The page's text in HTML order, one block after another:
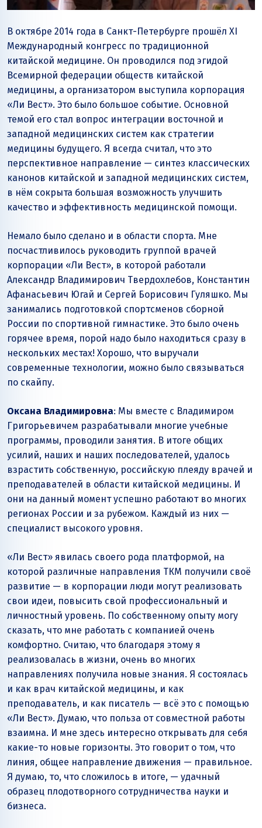
В октябре 2014 года в Санкт-Петербурге прошёл XI
Международный конгресс по традиционной
китайской медицине. Он проводился под эгидой
Всемирной федерации обществ китайской
медицины, а организатором выступила корпорация
«Ли Вест». Это было большое событие. Основной
темой его стал вопрос интеграции восточной и
западной медицинских систем как стратегии
медицины будущего. Я всегда считал, что это
перспективное направление — синтез классических
канонов китайской и западной медицинских систем,
в нём сокрыта большая возможность улучшить
качество и эффективность медицинской помощи.
Немало было сделано и в области спорта. Мне
посчастливилось руководить группой врачей
корпорации «Ли Вест», в которой работали
Александр Владимирович Твердохлебов, Константин
Афанасьевич Югай и Сергей Борисович Гуляшко. Мы
занимались подготовкой спортсменов сборной
России по спортивной гимнастике. Это было очень
горячее время, порой надо было находиться сразу в
нескольких местах! Хорошо, что выручали
современные технологии, можно было связываться
по скайпу.
Оксана Владимировна: Мы вместе с Владимиром
Григорьевичем разрабатывали многие учебные
программы, проводили занятия. В итоге общих
усилий, наших и наших последователей, удалось
взрастить собственную, российскую плеяду врачей и
преподавателей в области китайской медицины. И
они на данный момент успешно работают во многих
регионах России и за рубежом. Каждый из них —
специалист высокого уровня.
«Ли Вест» явилась своего рода платформой, на
которой различные направления ТКМ получили своё
развитие — в корпорации люди могут реализовать
свои идеи, повысить свой профессиональный и
личностный уровень. По собственному опыту могу
сказать, что мне работать с компанией очень
комфортно. Считаю, что благодаря этому я
реализовалась в жизни, очень во многих
направлениях получила новые знания. Я состоялась
и как врач китайской медицины, и как
преподаватель, и как писатель — всё это с помощью
«Ли Вест». Думаю, что польза от совместной работы
взаимна. И мне здесь интересно открывать для себя
какие-то новые горизонты. Это говорит о том, что
линия, общее направление движения — правильное.
Я думаю, то, что сложилось в итоге, — удачный
образец плодотворного сотрудничества науки и
бизнеса.